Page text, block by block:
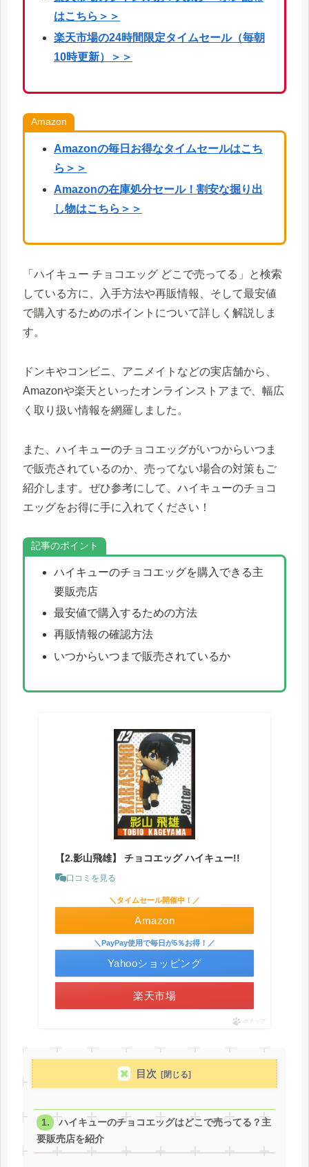
はこちら＞＞
楽天市場の24時間限定タイムセール（毎朝
10時更新）＞＞
Amazon
Amazonの毎日お得なタイムセールはこち
ら＞＞
Amazonの在庫処分セール！割安な掘り出
し物はこちら＞＞
「ハイキュー チョコエッグ どこで売ってる」と検索
している方に、入手方法や再販情報、そして最安値
で購入するためのポイントについて詳しく解説しま
す。
ドンキやコンビニ、アニメイトなどの実店舗から、
Amazonや楽天といったオンラインストアまで、幅広
く取り扱い情報を網羅しました。
また、ハイキューのチョコエッグがいつからいつま
で販売されているのか、売ってない場合の対策もご
紹介します。ぜひ参考にして、ハイキューのチョコ
エッグをお得に手に入れてください！
記事のポイント
ハイキューのチョコエッグを購入できる主
要販売店
最安値で購入するための方法
再販情報の確認方法
いつからいつまで販売されているか
【2.影山飛雄】 チョコエッグ ハイキュー!!
口コミを見る
＼タイムセール開催中！／
Amazon
楽天市場
＼PayPay使用で毎日が5％お得！／
Yahooショッピング
ポチップ
目次
ハイキューのチョコエッグはどこで売ってる？主
要販売店を紹介